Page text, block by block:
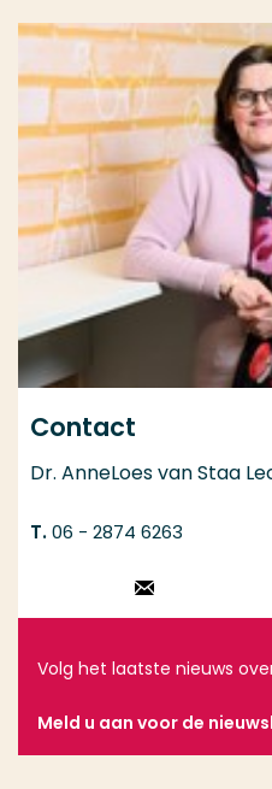
Contact
Dr. AnneLoes van Staa
06 - 2874 6263
Stuur een
Volg het laatste nieuws
Meld u aan voor de